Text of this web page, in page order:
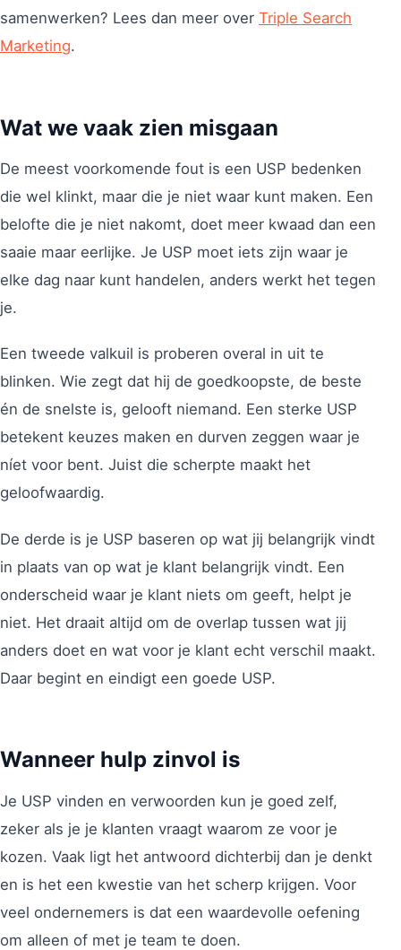
samenwerken? Lees dan meer over Triple Search
Marketing.
Wat we vaak zien misgaan
De meest voorkomende fout is een USP bedenken
die wel klinkt, maar die je niet waar kunt maken. Een
belofte die je niet nakomt, doet meer kwaad dan een
saaie maar eerlijke. Je USP moet iets zijn waar je
elke dag naar kunt handelen, anders werkt het tegen
je.
Een tweede valkuil is proberen overal in uit te
blinken. Wie zegt dat hij de goedkoopste, de beste
én de snelste is, gelooft niemand. Een sterke USP
betekent keuzes maken en durven zeggen waar je
níet voor bent. Juist die scherpte maakt het
geloofwaardig.
De derde is je USP baseren op wat jij belangrijk vindt
in plaats van op wat je klant belangrijk vindt. Een
onderscheid waar je klant niets om geeft, helpt je
niet. Het draait altijd om de overlap tussen wat jij
anders doet en wat voor je klant echt verschil maakt.
Daar begint en eindigt een goede USP.
Wanneer hulp zinvol is
Je USP vinden en verwoorden kun je goed zelf,
zeker als je je klanten vraagt waarom ze voor je
kozen. Vaak ligt het antwoord dichterbij dan je denkt
en is het een kwestie van het scherp krijgen. Voor
veel ondernemers is dat een waardevolle oefening
om alleen of met je team te doen.